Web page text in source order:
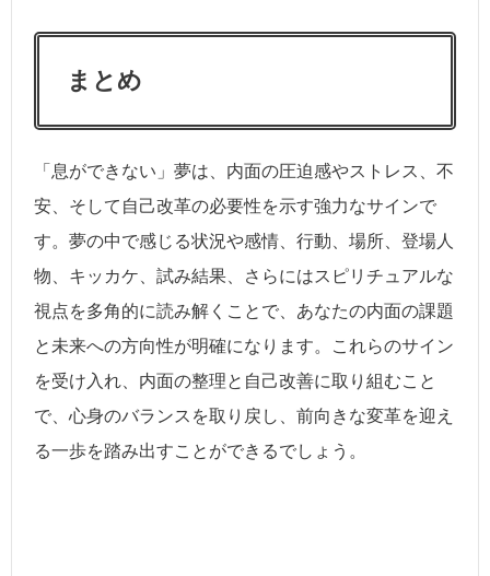
まとめ
「息ができない」夢は、内面の圧迫感やストレス、不
安、そして自己改革の必要性を示す強力なサインで
す。夢の中で感じる状況や感情、行動、場所、登場人
物、キッカケ、試み結果、さらにはスピリチュアルな
視点を多角的に読み解くことで、あなたの内面の課題
と未来への方向性が明確になります。これらのサイン
を受け入れ、内面の整理と自己改善に取り組むこと
で、心身のバランスを取り戻し、前向きな変革を迎え
る一歩を踏み出すことができるでしょう。